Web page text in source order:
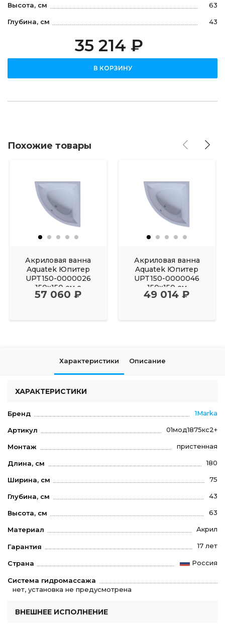
Высота, см 63
Глубина, см 43
35 214 ₽
В КОРЗИНУ
Похожие товары
Акриловая ванна
Aquatek Юпитер
UPT150-0000026
150х150 см с
фронтальным
57 060 ₽
Акриловая ванна
Aquatek Юпитер
UPT150-0000046
150х150 см
49 014 ₽
Характеристики Описание
ХАРАКТЕРИСТИКИ
Бренд 1Marka
Артикул 01мод1875кс2+
Монтаж пристенная
Длина, см 180
Ширина, см 75
Глубина, см 43
Высота, см 63
Материал Акрил
Гарантия 17 лет
Страна Россия
Система гидромассажа
нет, установка не предусмотрена
ВНЕШНЕЕ ИСПОЛНЕНИЕ